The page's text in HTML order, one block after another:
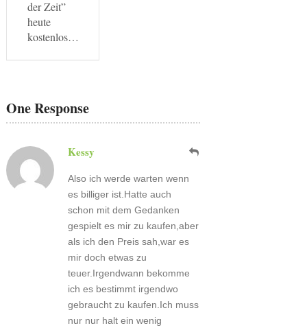
der Zeit”
heute
kostenlos…
One Response
Kessy
Also ich werde warten wenn
es billiger ist.Hatte auch
schon mit dem Gedanken
gespielt es mir zu kaufen,aber
als ich den Preis sah,war es
mir doch etwas zu
teuer.Irgendwann bekomme
ich es bestimmt irgendwo
gebraucht zu kaufen.Ich muss
nur nur halt ein wenig